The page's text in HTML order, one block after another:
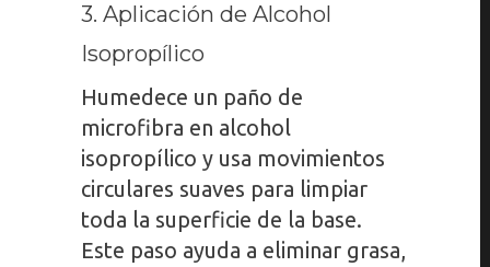
3. Aplicación de Alcohol
Isopropílico
Humedece un paño de
microfibra en alcohol
isopropílico y usa movimientos
circulares suaves para limpiar
toda la superficie de la base.
Este paso ayuda a eliminar grasa,